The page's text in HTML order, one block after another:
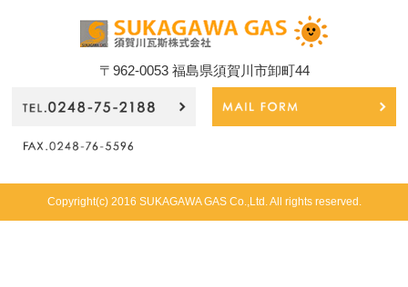
〒962-0053 福島県須賀川市卸町44
Copyright(c) 2016 SUKAGAWA GAS Co.,Ltd. All rights reserved.